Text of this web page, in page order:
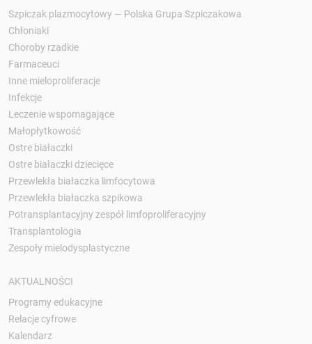
Szpiczak plazmocytowy — Polska Grupa Szpiczakowa
Chłoniaki
Choroby rzadkie
Farmaceuci
Inne mieloproliferacje
Infekcje
Leczenie wspomagające
Małopłytkowość
Ostre białaczki
Ostre białaczki dziecięce
Przewlekła białaczka limfocytowa
Przewlekła białaczka szpikowa
Potransplantacyjny zespół limfoproliferacyjny
Transplantologia
Zespoły mielodysplastyczne
AKTUALNOŚCI
Programy edukacyjne
Relacje cyfrowe
Kalendarz